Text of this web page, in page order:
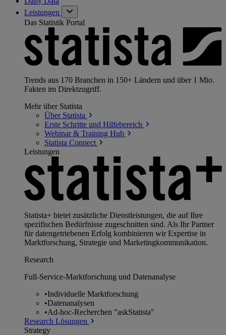
Leistungen
Das Statistik Portal
Trends aus 170 Branchen in 150+ Ländern und über 1 Mio.
Fakten im Direktzugriff.
Mehr über Statista
Über Statista
Erste Schritte und Hilfebereich
Webinar & Training Hub
Statista Connect
Leistungen
Statista+ bietet zusätzliche Dienstleistungen, die auf Ihre
spezifischen Bedürfnisse zugeschnitten sind. Als Ihr Partner
für datengetriebenen Erfolg kombinieren wir Expertise in
Marktforschung, Strategie und Marketingkommunikation.
Research
Full-Service-Marktforschung und Datenanalyse
•Individuelle Marktforschung
•Datenanalysen
•Ad-hoc-Recherchen "askStatista"
Research Lösungen
Strategy